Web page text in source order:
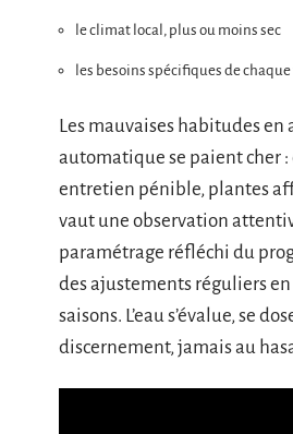
le climat local, plus ou moins sec
les besoins spécifiques de
Les mauvaises habitudes en
automatique se paient cher :
entretien pénible, plantes
vaut une observation
paramétrage réfléchi du
des ajustements réguliers
saisons. L’eau s’évalue, se
discernement, jamais au